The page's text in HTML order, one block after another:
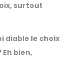
surtout
diable le choix
bien,